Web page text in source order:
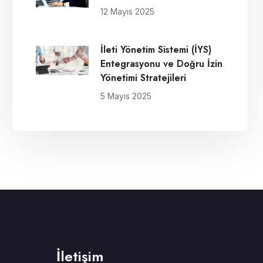
12 Mayıs 2025
İleti Yönetim Sistemi (İYS)
Entegrasyonu ve Doğru İzin
Yönetimi Stratejileri
5 Mayıs 2025
İletişim